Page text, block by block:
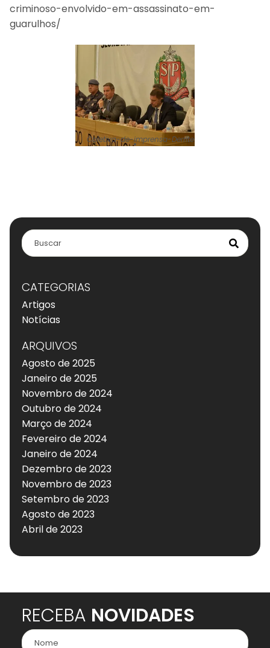
criminoso-envolvido-em-assassinato-em-
guarulhos/
Coletiva-de-imprensa-Derrite
CATEGORIAS
Artigos
Notícias
ARQUIVOS
Agosto de 2025
Janeiro de 2025
Novembro de 2024
Outubro de 2024
Março de 2024
Fevereiro de 2024
Janeiro de 2024
Dezembro de 2023
Novembro de 2023
Setembro de 2023
Agosto de 2023
Abril de 2023
RECEBA NOVIDADES